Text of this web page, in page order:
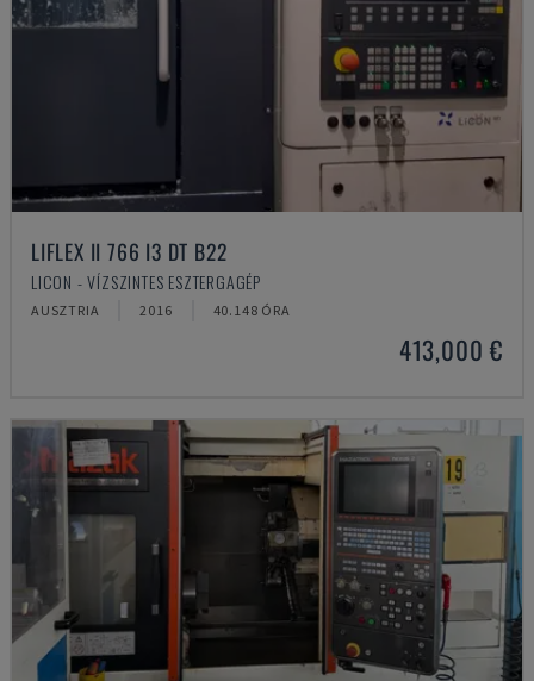
LIFLEX II 766 I3 DT B22
LICON - VÍZSZINTES ESZTERGAGÉP
AUSZTRIA 2016 40.148 ÓRA
413,000 €